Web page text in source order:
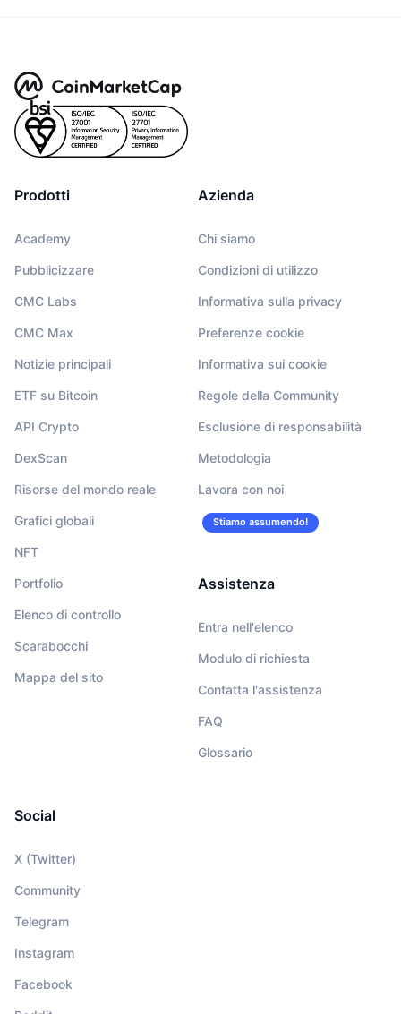
Prodotti
Academy
Pubblicizzare
CMC Labs
CMC Max
Notizie principali
ETF su Bitcoin
API Crypto
DexScan
Risorse del mondo reale
Grafici globali
NFT
Portfolio
Elenco di controllo
Scarabocchi
Mappa del sito
Azienda
Chi siamo
Condizioni di utilizzo
Informativa sulla privacy
Preferenze cookie
Informativa sui cookie
Regole della Community
Esclusione di responsabilità
Metodologia
Lavora con noi
Stiamo assumendo!
Assistenza
Entra nell'elenco
Modulo di richiesta
Contatta l'assistenza
FAQ
Glossario
Social
X (Twitter)
Community
Telegram
Instagram
Facebook